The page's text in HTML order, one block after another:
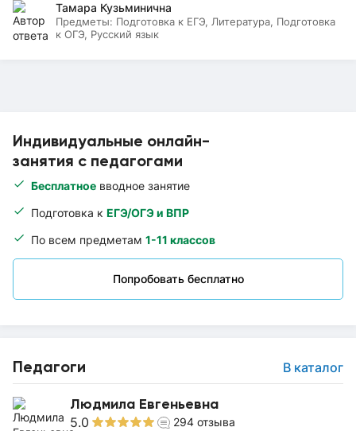
Индивидуальные онлайн-
занятия с педагогами
Бесплатное вводное занятие
Подготовка к ЕГЭ/ОГЭ и ВПР
По всем предметам 1-11 классов
Попробовать бесплатно
Педагоги В каталог
Людмила Евгеньевна
5.0 294 отзыва
Тамара Кузьминична
Предметы: Подготовка к ЕГЭ, Литература, Подготовка
к ОГЭ, Русский язык